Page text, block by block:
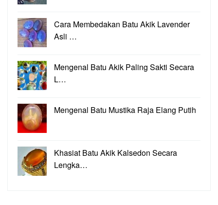
Cara Membedakan Batu Akik Lavender
Asli …
Mengenal Batu Akik Paling Sakti Secara
L…
Mengenal Batu Mustika Raja Elang Putih
Khasiat Batu Akik Kalsedon Secara
Lengka…